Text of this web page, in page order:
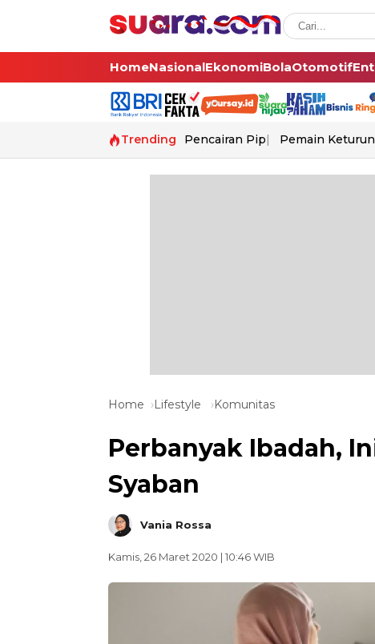
HomeNasionalEkonomiBolaOtomotif
Trending Pencairan Pip Pemain
Home Lifestyle Komunitas
Perbanyak Ibadah,
Syaban
Vania Rossa
Kamis, 26 Maret 2020 | 10:46 WIB